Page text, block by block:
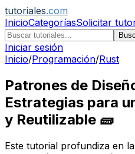
tutoriales.com
InicioCategoríasSolicitar
Iniciar sesión
Inicio/Programación/Rust
Patrones de
Estrategias para
y Reutilizable 🧱
Este tutorial profundiza en